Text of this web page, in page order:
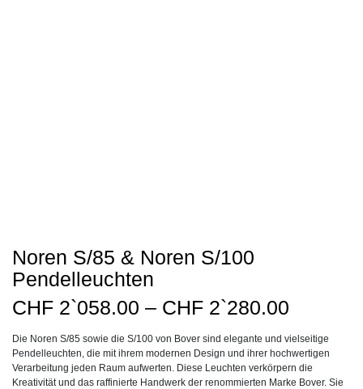
Noren S/85 & Noren S/100
Pendelleuchten
CHF 2`058.00 – CHF 2`280.00
bis
Die Noren S/85 sowie die S/100 von Bover sind elegante und vielseitige
Pendelleuchten, die mit ihrem modernen Design und ihrer hochwertigen
Verarbeitung jeden Raum aufwerten. Diese Leuchten verkörpern die
Kreativität und das raffinierte Handwerk der renommierten Marke Bover. Sie